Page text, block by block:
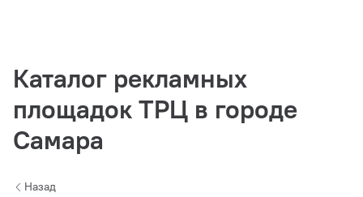
Каталог рекламных
площадок ТРЦ в городе
Самара
Назад